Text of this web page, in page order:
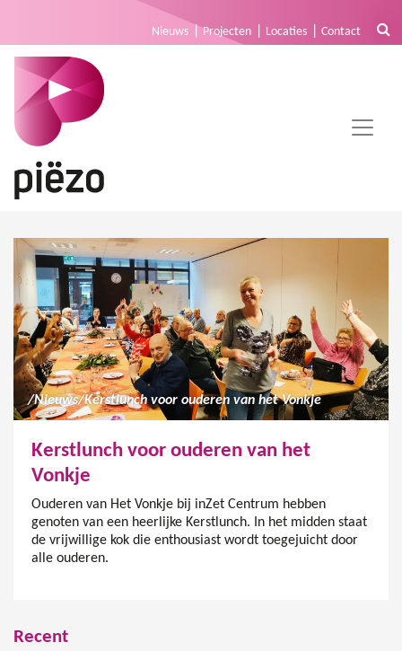
Nieuws Projecten Locaties Contact
/Nieuws/Kerstlunch voor ouderen van het Vonkje
Kerstlunch voor ouderen van het
Vonkje
Ouderen van Het Vonkje bij inZet Centrum hebben
genoten van een heerlijke Kerstlunch. In het midden staat
de vrijwillige kok die enthousiast wordt toegejuicht door
alle ouderen.
Recent